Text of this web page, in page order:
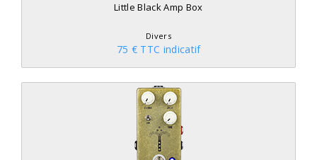
Little Black Amp Box
Divers
75 € TTC indicatif